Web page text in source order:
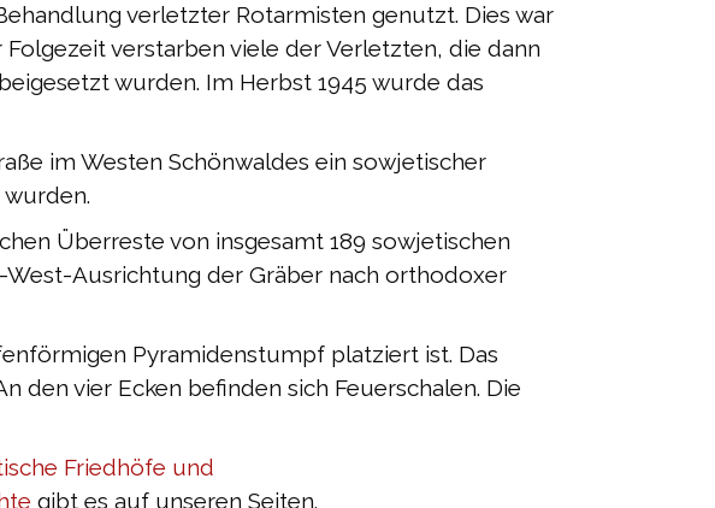
verletzter Rotarmisten genutzt. Dies war
verstarben viele der Verletzten, die dann
wurden. Im Herbst 1945 wurde das
im Westen Schönwaldes ein sowjetischer
Überreste von insgesamt 189 sowjetischen
Ausrichtung der Gräber nach orthodoxer
Pyramidenstumpf platziert ist. Das
den vier Ecken befinden sich Feuerschalen. Die
Friedhöfe und
gibt es auf unseren Seiten.